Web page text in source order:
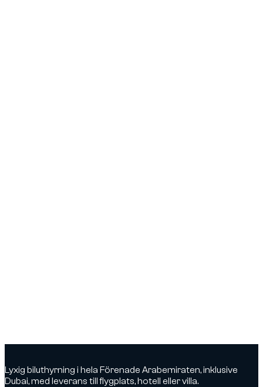
Lyxig biluthyrning i hela Förenade Arabemiraten, inklusive
Dubai, med leverans till flygplats, hotell eller villa.